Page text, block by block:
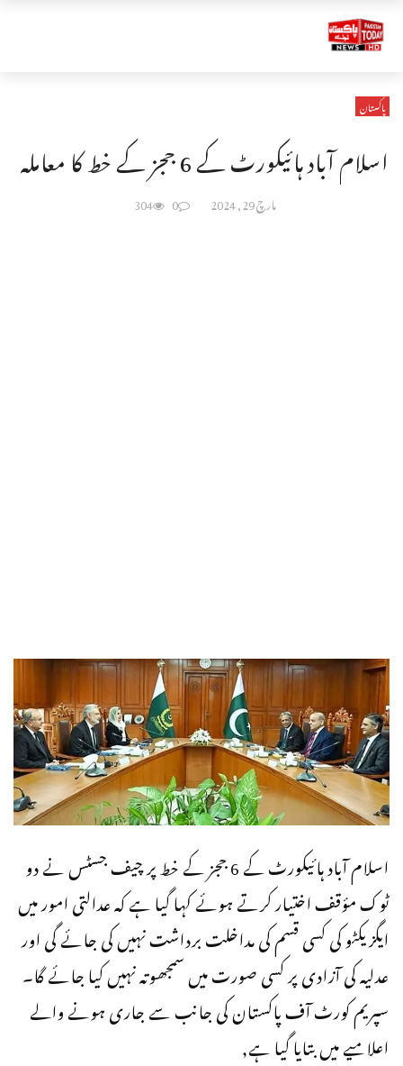
پاکستان
اسلام آباد ہائیکورٹ کے 6 ججز کے خط کا معاملہ
مارچ 29, 2024 0
304
اسلام آباد ہائیکورٹ کے 6 ججز کے خط پر چیف جسٹس نے دو
ٹوک مؤقف اختیار کرتے ہوئے کہا گیا ہے کہ عدالتی امور میں
ایگزیکٹو کی کسی قسم کی مداخلت برداشت نہیں کی جائے گی اور
عدلیہ کی آزادی پر کسی صورت میں سمجھوتہ نہیں کیا جائے گا۔
سپریم کورٹ آف پاکستان کی جانب سے جاری ہونے والے
اعلامیے میں بتایا گیا ہے,